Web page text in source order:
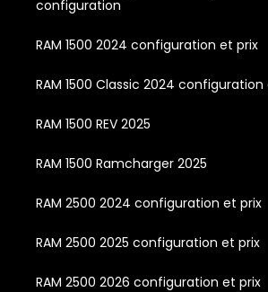
configuration
RAM 1500 2024 configuration et prix
RAM 1500 Classic 2024
RAM 1500 REV 2025
RAM 1500 Ramcharger 2025
RAM 2500 2024 configuration et prix
RAM 2500 2025 configuration et prix
RAM 2500 2026 configuration et prix